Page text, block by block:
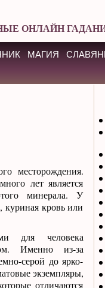
ОНЛАЙН
МАГИЯ
месторождения.
лет является
минерала. У
куриная кровь или
для человека
Именно из-за
серой до ярко-
экземпляры,
отличаются